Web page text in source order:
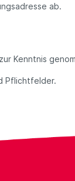
ab.
zur Kenntnis
Pflichtfelder.